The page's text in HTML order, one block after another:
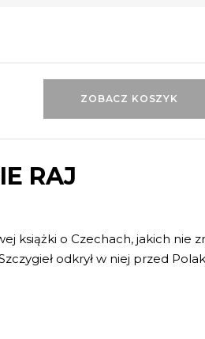
ZOBACZ KOSZYK
RAJ
książki o Czechach, jakich nie
odkrył w niej przed